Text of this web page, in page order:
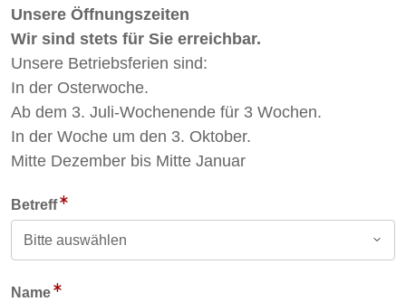
Unsere Öffnungszeiten
Wir sind stets für Sie erreichbar.
Unsere Betriebsferien sind:
In der Osterwoche.
Ab dem 3. Juli-Wochenende für 3 Wochen.
In der Woche um den 3. Oktober.
Mitte Dezember bis Mitte Januar
Betreff
Name